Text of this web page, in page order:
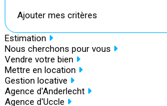
Ajouter mes critères
Estimation
Nous cherchons pour vous
Vendre votre bien
Mettre en location
Gestion locative
Agence d'Anderlecht
Agence d'Uccle